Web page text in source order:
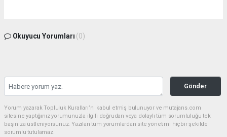
Okuyucu Yorumları (0)
Gönder
Yorum yazarak Topluluk Kuralları’nı kabul etmiş bulunuyor ve mutajans.com
sitesine yaptığınız yorumunuzla ilgili doğrudan veya dolaylı tüm sorumluluğu tek
başınıza üstleniyorsunuz. Yazılan tüm yorumlardan site yönetimi hiçbir şekilde
sorumlu tutulamaz.